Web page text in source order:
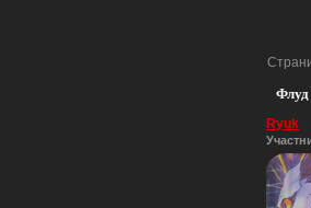
Флуд
Ryuk